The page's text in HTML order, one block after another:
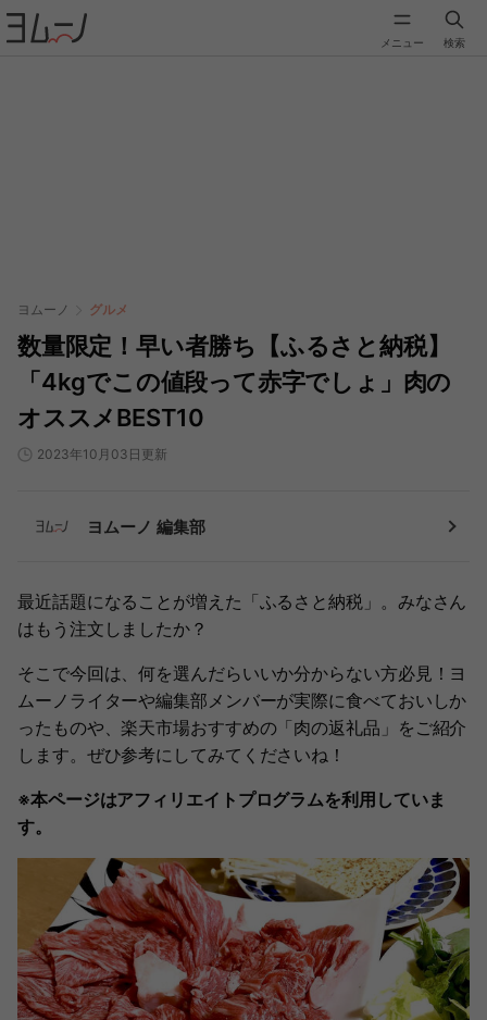
メニュー 検索
ヨムーノ グルメ
数量限定！早い者勝ち【ふるさと納税】
「4kgでこの値段って赤字でしょ」肉の
オススメBEST10
2023年10月03日更新
ヨムーノ 編集部
最近話題になることが増えた「ふるさと納税」。みなさん
はもう注文しましたか？
そこで今回は、何を選んだらいいか分からない方必見！ヨ
ムーノライターや編集部メンバーが実際に食べておいしか
ったものや、楽天市場おすすめの「肉の返礼品」をご紹介
します。ぜひ参考にしてみてくださいね！
※本ページはアフィリエイトプログラムを利用していま
す。